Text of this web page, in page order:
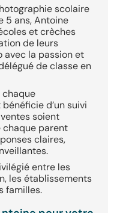
scolaire
5 ans, Antoine
et crèches
de leurs
avec la passion et
de classe en
chaque
d’un suivi
soient
chaque parent
claires,
entre les
les établissements
familles.